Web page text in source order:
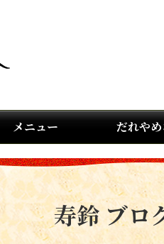
メニュー だれや
寿鈴 ブロ